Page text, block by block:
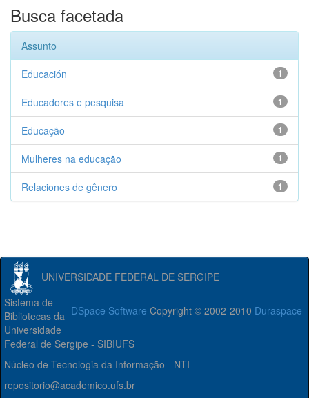
Busca facetada
Assunto
1
Educación
1
Educadores e pesquisa
1
Educação
1
Mulheres na educação
1
Relaciones de gênero
UNIVERSIDADE FEDERAL DE SERGIPE
DSpace Software Copyright © 2002-2010 Duraspace
Sistema de
Bibliotecas da
Universidade
Federal de Sergipe - SIBIUFS
Núcleo de Tecnologia da Informação - NTI
repositorio@academico.ufs.br